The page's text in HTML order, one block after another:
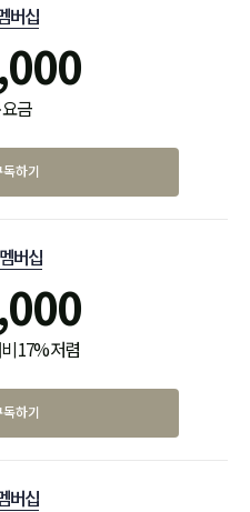
버십
금
하기
버십
17% 저렴
하기
버십